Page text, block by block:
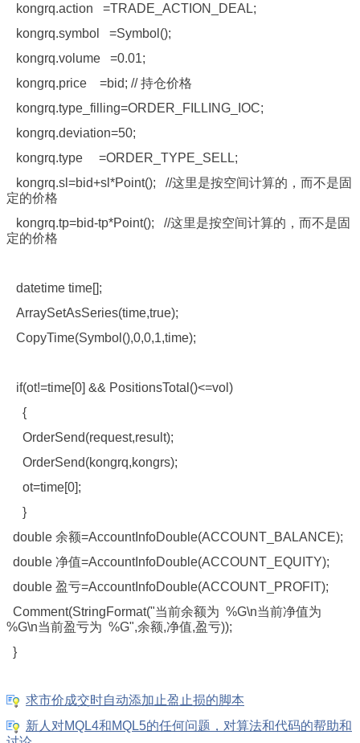
kongrq.action =TRADE_ACTION_DEAL;
kongrq.symbol =Symbol();
kongrq.volume =0.01;
kongrq.price =bid; // 持仓价格
kongrq.type_filling=ORDER_FILLING_IOC;
kongrq.deviation=50;
kongrq.type =ORDER_TYPE_SELL;
kongrq.sl=bid+sl*Point(); //这里是按空间计算的，而不是固
定的价格
kongrq.tp=bid-tp*Point(); //这里是按空间计算的，而不是固
定的价格
datetime time[];
ArraySetAsSeries(time,true);
CopyTime(Symbol(),0,0,1,time);
if(ot!=time[0] && PositionsTotal()<=vol)
{
OrderSend(request,result);
OrderSend(kongrq,kongrs);
ot=time[0];
}
double 余额=AccountInfoDouble(ACCOUNT_BALANCE);
double 净值=AccountInfoDouble(ACCOUNT_EQUITY);
double 盈亏=AccountInfoDouble(ACCOUNT_PROFIT);
Comment(StringFormat("当前余额为 %G\n当前净值为
%G\n当前盈亏为 %G",余额,净值,盈亏));
}
求市价成交时自动添加止盈止损的脚本
新人对MQL4和MQL5的任何问题，对算法和代码的帮助和